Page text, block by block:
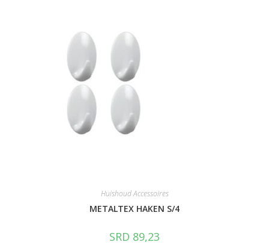
Huishoud Accessoires
METALTEX HAKEN S/4
SRD 89,23